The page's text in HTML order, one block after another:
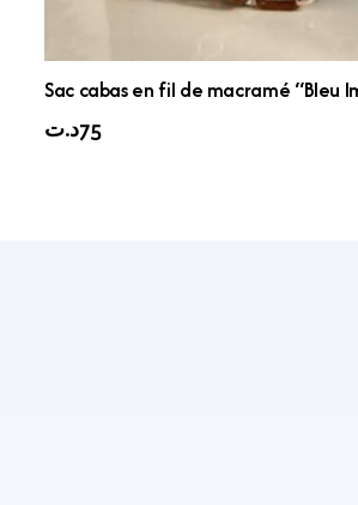
Sac cabas en fil de macramé “Bleu
75د.ت